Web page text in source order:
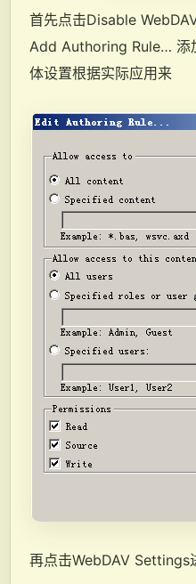
首先点击Disable
Add Authoring Rule… 添
体设置根据实际应用来
再点击WebDAV Settings